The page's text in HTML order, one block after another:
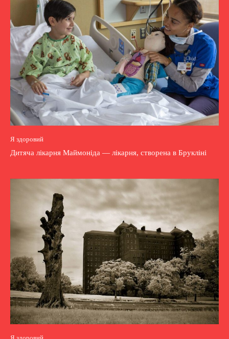
Я здоровий
Дитяча лікарня Маймоніда — лікарня, створена в Брукліні